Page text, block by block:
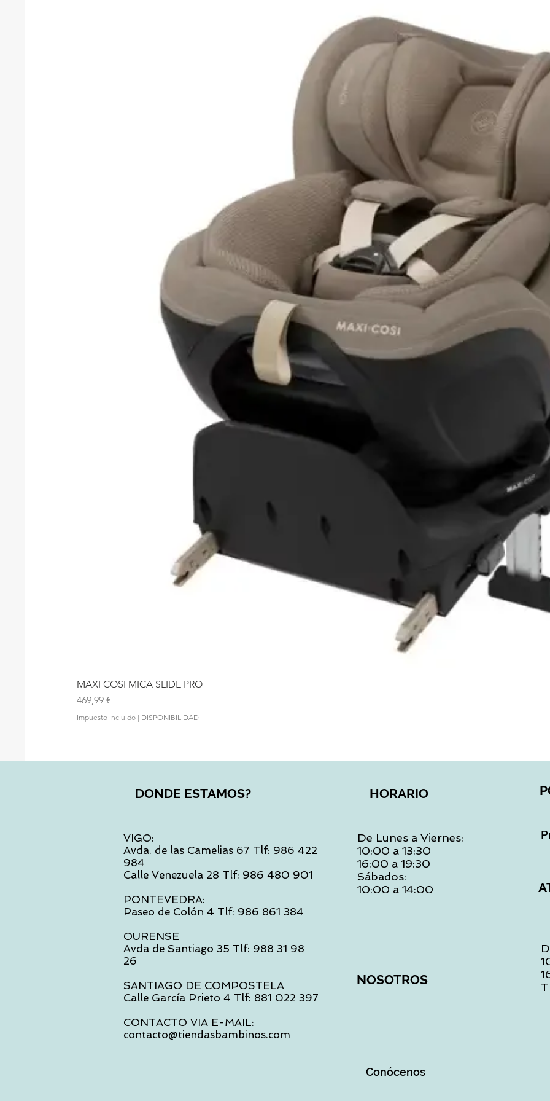
MAXI COSI MICA SLIDE PRO
Precio
469,99 €
Impuesto incluido | DISPONIBILIDAD
DONDE ESTAMOS?
VIGO:
Avda. de las Camelias 67 Tlf: 986 422
984
Calle Venezuela 28 Tlf: 986 480 901
PONTEVEDRA:
Paseo de Colón 4 Tlf: 986 861 384
OURENSE
Avda de Santiago 35 Tlf: 988 31 98
26
SANTIAGO DE COMPOSTELA
Calle García Prieto 4 Tlf: 881 022 397
CONTACTO VIA E-MAIL:
contacto@tiendasbambinos.com
HORARIO
De Lunes a Viernes:
10:00 a 13:30
16:00 a 19:30
Sábados:
10:00 a 14:00
NOSOTROS
Conócenos